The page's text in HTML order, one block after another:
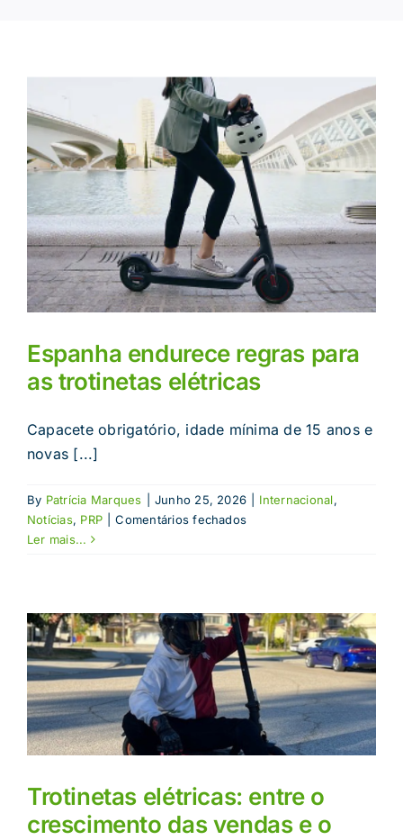
Espanha endurece regras para
as trotinetas elétricas
Capacete obrigatório, idade mínima de 15 anos e
novas [...]
By Patrícia Marques Junho 25, 2026 Internacional,
Notícias, PRP Comentários fechadosem
as
trotinetas
elétricas
Ler mais...
Trotinetas elétricas: entre o
crescimento das vendas e o